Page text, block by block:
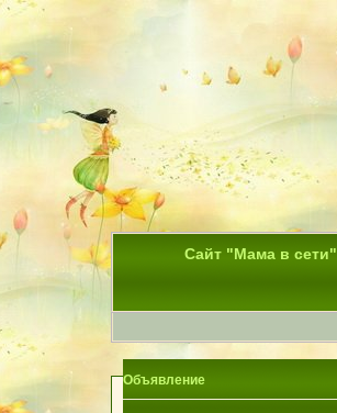
Сайт "Мама в сети"
Объявление